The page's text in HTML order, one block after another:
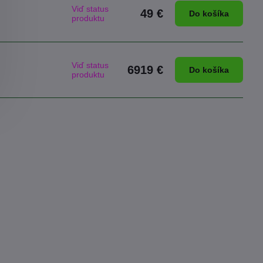
Viď status
produktu
49 € Do košíka
Viď status
produktu
6919 € Do košíka